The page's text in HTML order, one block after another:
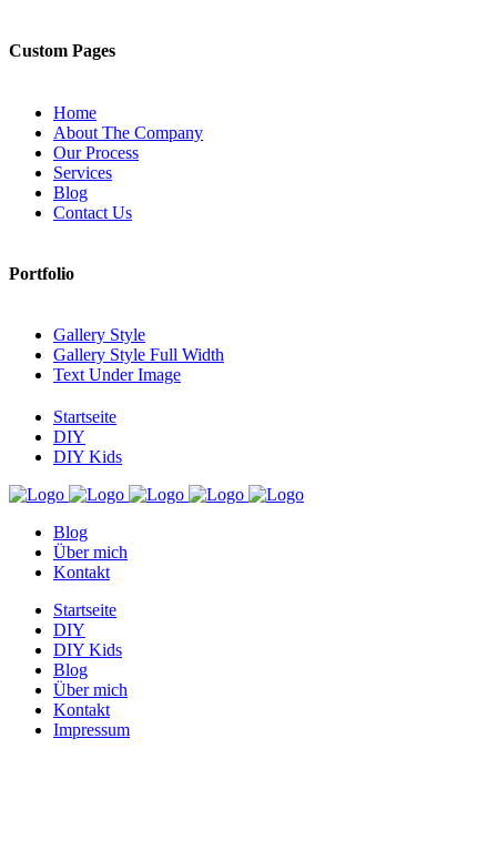
Custom Pages
Home
About The Company
Our Process
Services
Blog
Contact Us
Portfolio
Gallery Style
Gallery Style Full Width
Text Under Image
Startseite
DIY
DIY Kids
Blog
Über mich
Kontakt
Startseite
DIY
DIY Kids
Blog
Über mich
Kontakt
Impressum